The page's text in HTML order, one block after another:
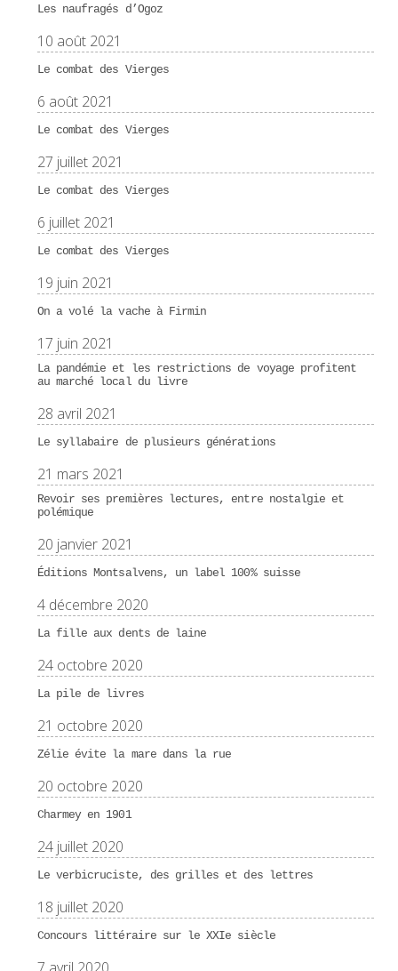
Les naufragés d’Ogoz
10 août 2021
Le combat des Vierges
6 août 2021
Le combat des Vierges
27 juillet 2021
Le combat des Vierges
6 juillet 2021
Le combat des Vierges
19 juin 2021
On a volé la vache à Firmin
17 juin 2021
La pandémie et les restrictions de voyage profitent
au marché local du livre
28 avril 2021
Le syllabaire de plusieurs générations
21 mars 2021
Revoir ses premières lectures, entre nostalgie et
polémique
20 janvier 2021
Éditions Montsalvens, un label 100% suisse
4 décembre 2020
La fille aux dents de laine
24 octobre 2020
La pile de livres
21 octobre 2020
Zélie évite la mare dans la rue
20 octobre 2020
Charmey en 1901
24 juillet 2020
Le verbicruciste, des grilles et des lettres
18 juillet 2020
Concours littéraire sur le XXIe siècle